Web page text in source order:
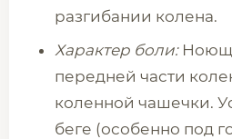
разгибании колена.
Характер боли:
передней части
коленной чашечки.
беге (особенно под